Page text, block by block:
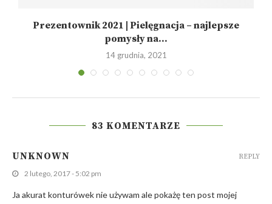
Prezentownik 2021 | Pielęgnacja – najlepsze
pomysły na...
14 grudnia, 2021
83 KOMENTARZE
UNKNOWN
2 lutego, 2017 - 5:02 pm
Ja akurat konturówek nie używam ale pokażę ten post mojej
REPLY